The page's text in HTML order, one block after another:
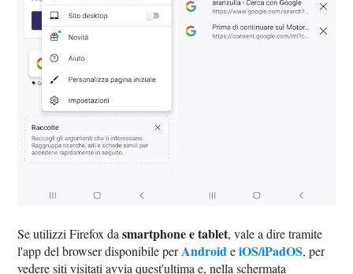
Se utilizzi Firefox dasmartphone e tablet, vale a dire tramite
l'app del browser disponibile perAndroideiOS/iPadOS, per
vedere siti visitati avvia quest'ultima e, nella schermata